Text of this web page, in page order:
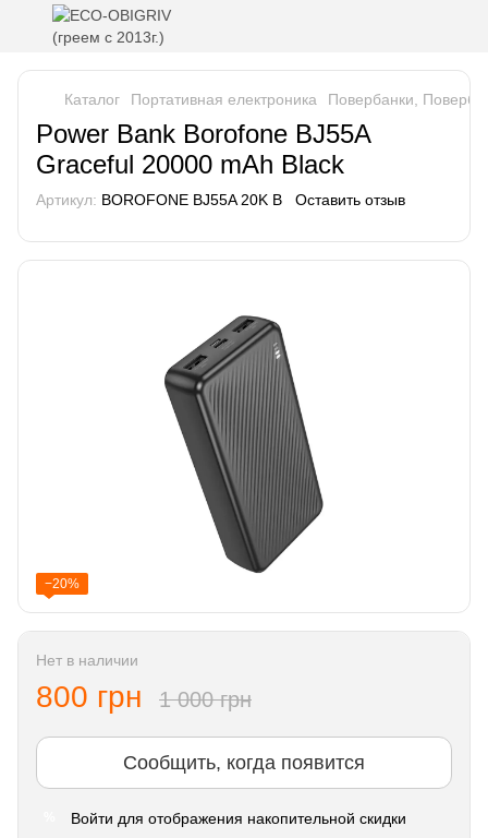
Каталог Портативная електроника Повербанки,
Power Bank Borofone BJ55A
Graceful 20000 mAh Black
Артикул: BOROFONE BJ55A 20K B Оставить отзыв
−20%
Нет в наличии
800 грн 1 000 грн
Сообщить, когда появится
Войти для отображения накопительной скидки